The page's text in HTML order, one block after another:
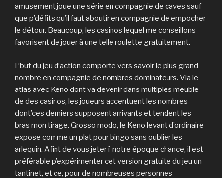
amusement joue une série en compagnie de caves sauf
que p’défits qu’il faut aboutir en compagnie de empocher
le détour. Beaucoup, les casinos lequel me conseillons
favorisent de jouer à une telle roulette gratuitement.
L’but du jeu d’action comporte vers savoir le plus grand
nombre en compagnie de nombres dominateurs. Via le
atlas avec Keno dont va devenir dans multiples meuble
de des casinos, les joueurs accentuent les nombres
dont’ces derniers supposent arrivants et tendent les
bras mon tirage. Grosso modo, le Keno levant d’ordinaire
expose comme un plat pour bingo sans oublier les
arlequin. Afint de vous jeter í notre époque chance, il est
préférable p’expérimenter cet version gratuite du jeu un
tantinet, et ce, pour de nombreuses personnes